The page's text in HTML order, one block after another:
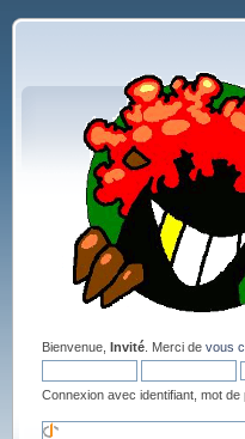
Bienvenue, Invité. Merci de vous
Connexion avec identifiant, mot